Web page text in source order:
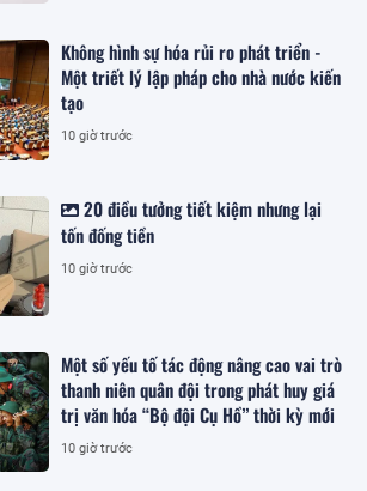
Không hình sự hóa rủi ro phát triển -
Một triết lý lập pháp cho nhà nước kiến
tạo
10 giờ trước
20 điều tưởng tiết kiệm nhưng lại
tốn đống tiền
10 giờ trước
Một số yếu tố tác động nâng cao vai trò
thanh niên quân đội trong phát huy giá
trị văn hóa “Bộ đội Cụ Hồ” thời kỳ mới
10 giờ trước